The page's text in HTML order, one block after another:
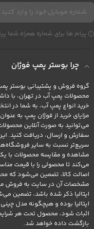
پیام ها برای شماره همراه شما
چرا بوستر پمپ فوژان
گروه فروش و پشتیبانی بوستر پمپ
محصولات پمپ آب در تهران، با
خرید انواع پمپ آب، به شما در
مزایای خرید از فوژان پمپ به
می‌توانید به صورت آنلاین
سفارش و ارسال، دریافت کنید.
سریع‌تر نسبت به سایر
مشاهده و مقایسه محصولات با
می‌کند تا محصولی را با قیمت
اصالت کالا، تضمین می‌شود که
مشخصات آن در سایت به فروش
ایتالیا ذکر شده باشد، تضمین
ایتالیا بوده و هیچگونه مدل
اثبات شود، محصول تحت هر
بازگشت داده خواهد شد.